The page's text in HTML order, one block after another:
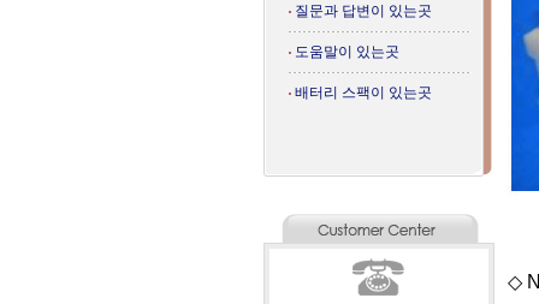
질문과 답변이 있는곳
도움말이 있는곳
배터리 스팩이 있는곳
◇